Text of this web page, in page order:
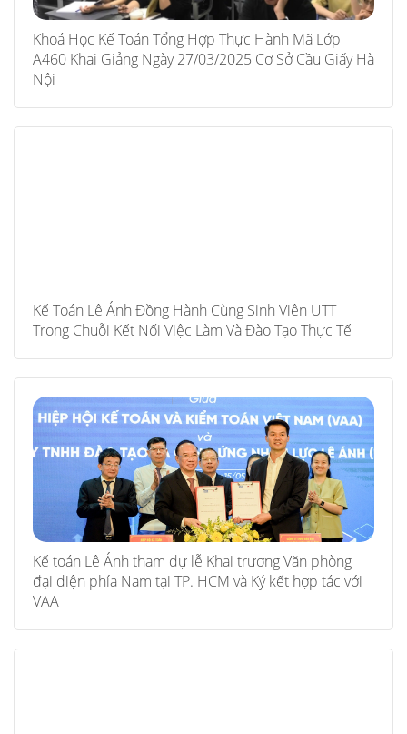
Khoá Học Kế Toán Tổng Hợp Thực Hành Mã Lớp
A460 Khai Giảng Ngày 27/03/2025 Cơ Sở Cầu Giấy Hà
Nội
Kế Toán Lê Ánh Đồng Hành Cùng Sinh Viên UTT
Trong Chuỗi Kết Nối Việc Làm Và Đào Tạo Thực Tế
Kế toán Lê Ánh tham dự lễ Khai trương Văn phòng
đại diện phía Nam tại TP. HCM và Ký kết hợp tác với
VAA